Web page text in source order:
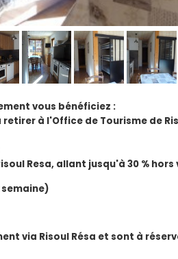
vous bénéficiez :
à l'Office de Tourisme de
Resa, allant jusqu'à 30 %
via Risoul Résa et sont à